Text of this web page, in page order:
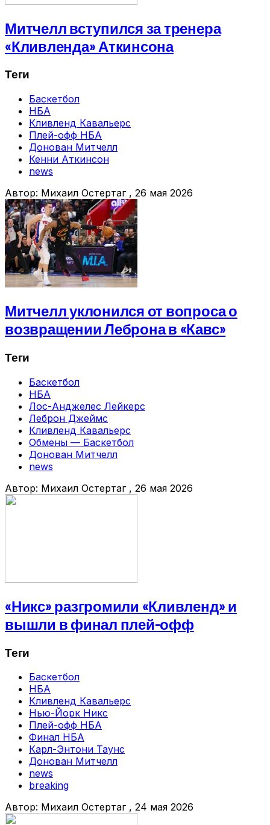
Митчелл вступился за тренера
«Кливленда» Аткинсона
Теги
Баскетбол
НБА
Кливленд Кавальерс
Плей-офф НБА
Донован Митчелл
Кенни Аткинсон
news
Автор: Михаил Остертаг , 26 мая 2026
Митчелл уклонился от вопроса о
возвращении Леброна в «Кавс»
Теги
Баскетбол
НБА
Лос-Анджелес Лейкерс
Леброн Джеймс
Кливленд Кавальерс
Обмены — Баскетбол
Донован Митчелл
news
Автор: Михаил Остертаг , 26 мая 2026
«Никс» разгромили «Кливленд» и
вышли в финал плей-офф
Теги
Баскетбол
НБА
Кливленд Кавальерс
Нью-Йорк Никс
Плей-офф НБА
Финал НБА
Карл-Энтони Таунс
Донован Митчелл
news
breaking
Автор: Михаил Остертаг , 24 мая 2026